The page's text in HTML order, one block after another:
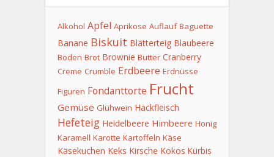
Alkohol Apfel Aprikose Auflauf Baguette
Banane Biskuit Blätterteig Blaubeere
Boden Brot Brownie Butter Cranberry
Creme Crumble Erdbeere Erdnüsse
Figuren Fondanttorte Frucht
Gemüse Glühwein Hackfleisch
Hefeteig Heidelbeere Himbeere Honig
Karamell Karotte Kartoffeln Käse
Käsekuchen Keks Kirsche Kokos Kürbis